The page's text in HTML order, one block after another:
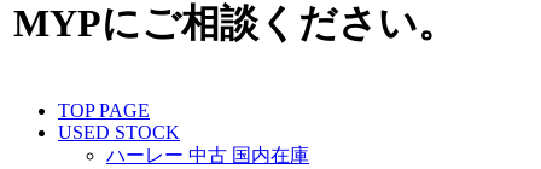
MYPにご相談ください。
TOP PAGE
USED STOCK
ハーレー 中古 国内在庫